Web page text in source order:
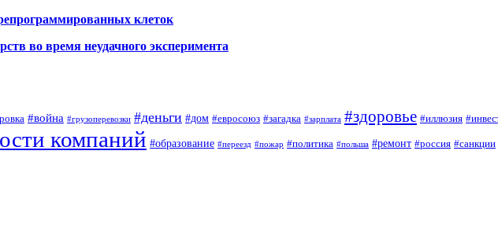
клеток
во время неудачного эксперимента
#война #грузоперевозки #деньги #дом #евросоюз #загадка #зарплата #здоровье #иллюзия
компаний #образование #переезд #пожар #политика #польша #ремонт #россия #санкции